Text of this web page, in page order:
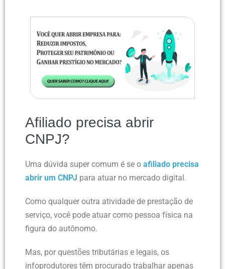
Afiliado precisa abrir
CNPJ?
Uma dúvida super comum é se o afiliado precisa
abrir um CNPJ para atuar no mercado digital.
Como qualquer outra atividade de prestação de
serviço, você pode atuar como pessoa física na
figura do autônomo.
Mas, por questões tributárias e legais, os
infoprodutores têm procurado trabalhar apenas